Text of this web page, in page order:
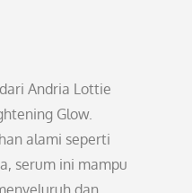
Andria Lottie
Glow.
alami seperti
serum ini mampu
dan